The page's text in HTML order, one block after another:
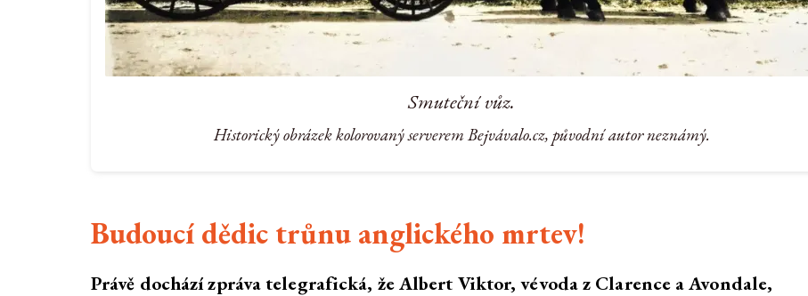
Smuteční vůz.
Historický obrázek kolorovaný serverem Bejvávalo.cz, původní autor neznámý.
Budoucí dědic trůnu anglického mrtev!
Právě dochází zpráva telegrafická, že Albert Viktor, vévoda z Clarence a Avondale,